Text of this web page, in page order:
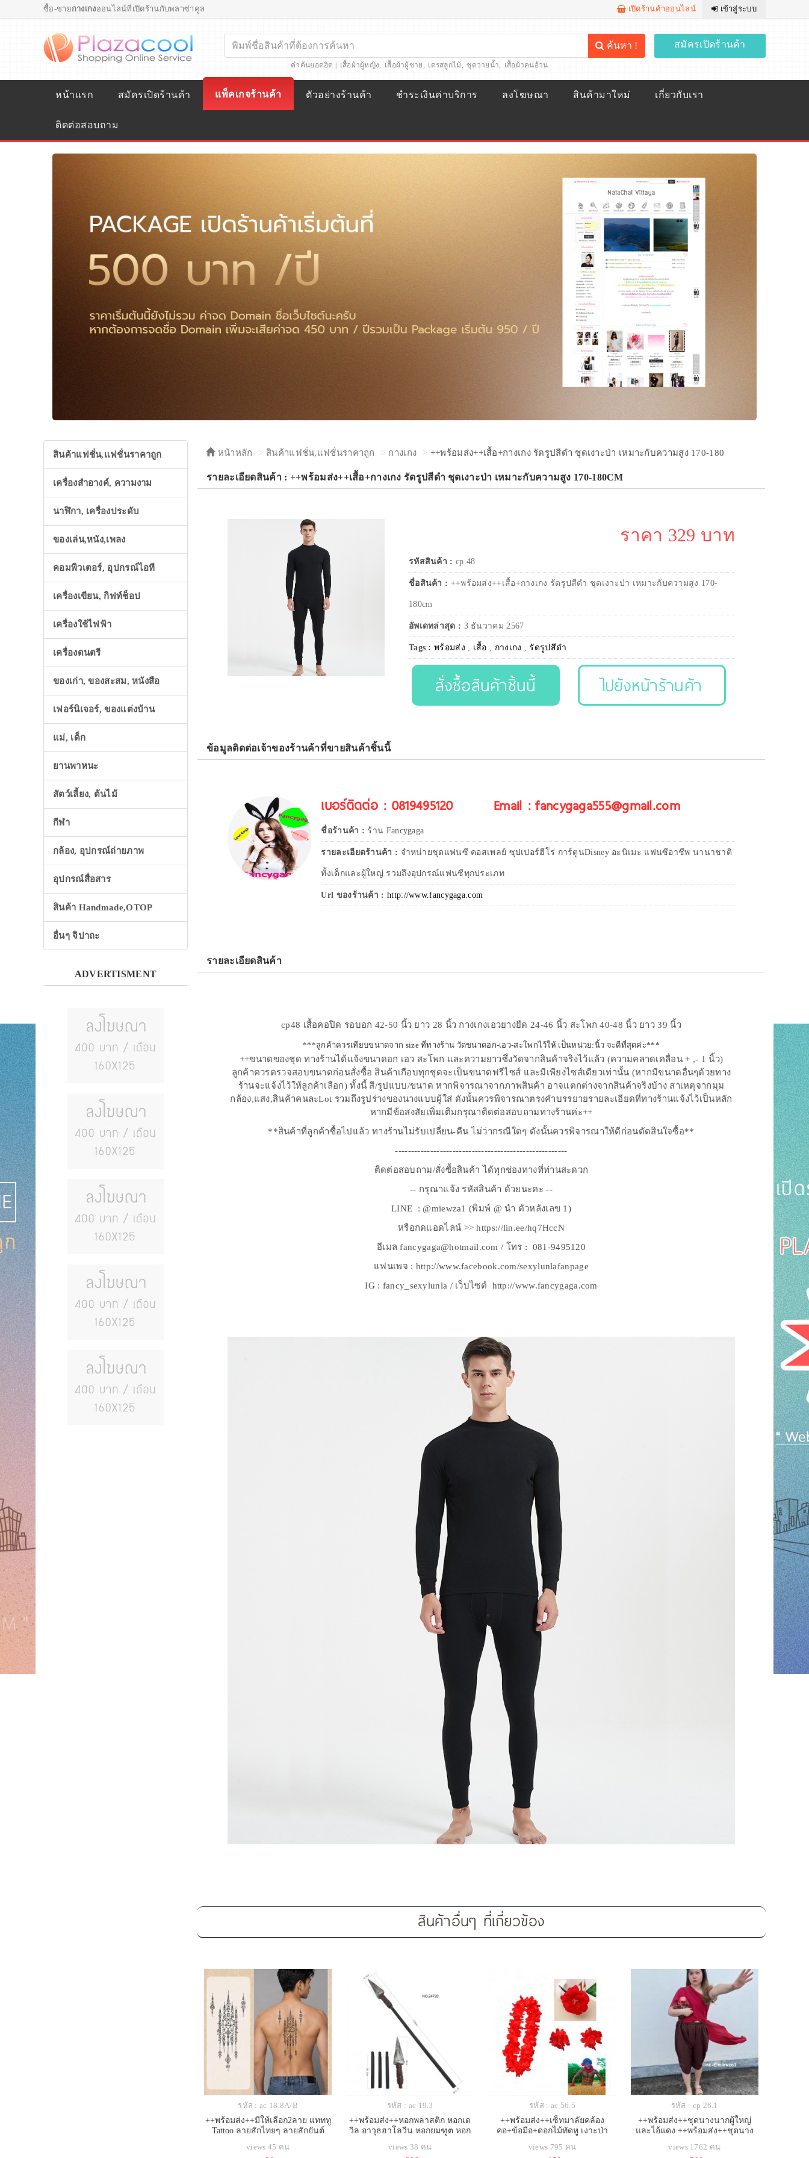
ซื้อ-ขายกางเกงออนไลน์ที่เปิดร้านกับพลาซ่าคูล เปิดร้านค้าออนไลน์ เข้าสู่ระบบ
ค้นหา !
คำค้นยอดฮิต | เสื้อผ้าผู้หญิง, เสื้อผ้าผู้ชาย, เดรสลูกไม้, ชุดว่ายน้ำ, เสื้อผ้าคนอ้วน
สมัครเปิดร้านค้า
หน้าแรก สมัครเปิดร้านค้า แพ็คเกจร้านค้า ตัวอย่างร้านค้า ชำระเงินค่าบริการ ลงโฆษณา สินค้ามาใหม่ เกี่ยวกับเรา
ติดต่อสอบถาม
สินค้าแฟชั่น,แฟชั่นราคาถูก
เครื่องสำอางค์, ความงาม
นาฬิกา, เครื่องประดับ
ของเล่น,หนัง,เพลง
คอมพิวเตอร์, อุปกรณ์ไอที
เครื่องเขียน, กิฟท์ช็อป
เครื่องใช้ไฟฟ้า
เครื่องดนตรี
ของเก่า, ของสะสม, หนังสือ
เฟอร์นิเจอร์, ของแต่งบ้าน
แม่, เด็ก
ยานพาหนะ
สัตว์เลี้ยง, ต้นไม้
กีฬา
กล้อง, อุปกรณ์ถ่ายภาพ
อุปกรณ์สื่อสาร
สินค้า Handmade,OTOP
อื่นๆ จิปาถะ
ADVERTISMENT
หน้าหลัก สินค้าแฟชั่น,แฟชั่นราคาถูก กางเกง ++พร้อมส่ง++เสื้อ+กางเกง รัดรูปสีดำ ชุดเงาะป่า เหมาะกับความสูง 170-180
รายละเอียดสินค้า : ++พร้อมส่ง++เสื้อ+กางเกง รัดรูปสีดำ ชุดเงาะป่า เหมาะกับความสูง 170-180CM
ราคา 329 บาท
รหัสสินค้า : cp 48
ชื่อสินค้า : ++พร้อมส่ง++เสื้อ+กางเกง รัดรูปสีดำ ชุดเงาะป่า เหมาะกับความสูง 170-
180cm
อัพเดทล่าสุด : 3 ธันวาคม 2567
Tags :พร้อมส่ง , เสื้อ , กางเกง ,รัดรูปสีดำ
สั่งซื้อสินค้าชิ้นนี้ ไปยังหน้าร้านค้า
ข้อมูลติดต่อเจ้าของร้านค้าที่ขายสินค้าชิ้นนี้
เบอร์ติดต่อ : 0819495120 Email : fancygaga555@gmail.com
ชื่อร้านค้า : ร้าน Fancygaga
รายละเอียดร้านค้า : จำหน่ายชุดแฟนซี คอสเพลย์ ซุปเปอร์ฮีโร่ การ์ตูนDisney อะนิเมะ แฟนซีอาชีพ นานาชาติ
ทั้งเด็กและผู้ใหญ่ รวมถึงอุปกรณ์แฟนซีทุกประเภท
Url ของร้านค้า : http://www.fancygaga.com
รายละเอียดสินค้า
cp48 เสื้อคอปิด รอบอก 42-50 นิ้ว ยาว 28 นิ้ว กางเกงเอวยางยืด 24-46 นิ้ว สะโพก 40-48 นิ้ว ยาว 39 นิ้ว
***ลูกค้าควรเทียบขนาดจาก size ที่ทางร้าน วัดขนาดอก-เอว-สะโพกไว้ให้ เป็นหน่วย:นิ้ว จะดีที่สุดค่ะ***
++ขนาดของชุด ทางร้านได้แจ้งขนาดอก เอว สะโพก และความยาวซึ่งวัดจากสินค้าจริงไว้แล้ว (ความคลาดเคลื่อน + ,- 1 นิ้ว)
ลูกค้าควรตรวจสอบขนาดก่อนสั่งซื้อ สินค้าเกือบทุกชุดจะเป็นขนาดฟรีไซส์ และมีเพียงไซส์เดียวเท่านั้น (หากมีขนาดอื่นๆด้วยทาง
ร้านจะแจ้งไว้ให้ลูกค้าเลือก) ทั้งนี้ สี/รูปแบบ/ขนาด หากพิจารณาจากภาพสินค้า อาจแตกต่างจากสินค้าจริงบ้าง สาเหตุจากมุม
กล้อง,แสง,สินค้าคนละLot รวมถึงรูปร่างของนางแบบผู้ใส่ ดังนั้นควรพิจารณาตรงคำบรรยายรายละเอียดที่ทางร้านแจ้งไว้เป็นหลัก
หากมีข้อสงสัยเพิ่มเติมกรุณาติดต่อสอบถามทางร้านค่ะ++
**สินค้าที่ลูกค้าซื้อไปแล้ว ทางร้านไม่รับเปลี่ยน-คืน ไม่ว่ากรณีใดๆ ดังนั้นควรพิจารณาให้ดีก่อนตัดสินใจซื้อ**
------------------------------------------------------
ติดต่อสอบถาม/สั่งซื้อสินค้า ได้ทุกช่องทางที่ท่านสะดวก
-- กรุณาแจ้ง รหัสสินค้า ด้วยนะคะ --
LINE : @miewza1 (พิมพ์ @ นำ ตัวหลังเลข 1)
หรือกดแอดไลน์ >> https://lin.ee/hq7HccN
อีเมล fancygaga@hotmail.com / โทร : 081-9495120
แฟนเพจ : http://www.facebook.com/sexylunlafanpage
IG : fancy_sexylunla / เว็บไซต์ http://www.fancygaga.com
สินค้าอื่นๆ ที่เกี่ยวข้อง
รหัส : ac 18.8A/B
++พร้อมส่ง++มีให้เลือก2ลาย แทททู
Tattoo ลายสักไทยๆ ลายสักยันต์
views 45 คน
รหัส : ac 19.3
++พร้อมส่ง++หอกพลาสติก หอกเด
วิล อาวุธฮาโลวีน หอกยมฑูต หอก
views 38 คน
รหัส : ac 56.5
++พร้อมส่ง++เซ็ทมาลัยคล้อง
คอ+ข้อมือ+ดอกไม้ทัดหู เงาะป่า
views 795 คน
รหัส : cp 26.1
++พร้อมส่ง++ชุดนางนากผู้ใหญ่
และไอ้แดง ++พร้อมส่ง++ชุดนาง
นาคพระโขนง แม่นากพระโขนง
views 1762 คน